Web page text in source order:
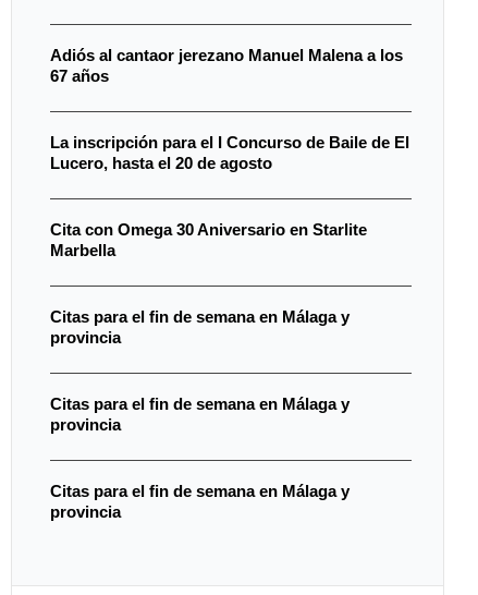
Adiós al cantaor jerezano Manuel Malena a los
67 años
La inscripción para el I Concurso de Baile de El
Lucero, hasta el 20 de agosto
Cita con Omega 30 Aniversario en Starlite
Marbella
Citas para el fin de semana en Málaga y
provincia
Citas para el fin de semana en Málaga y
provincia
Citas para el fin de semana en Málaga y
provincia